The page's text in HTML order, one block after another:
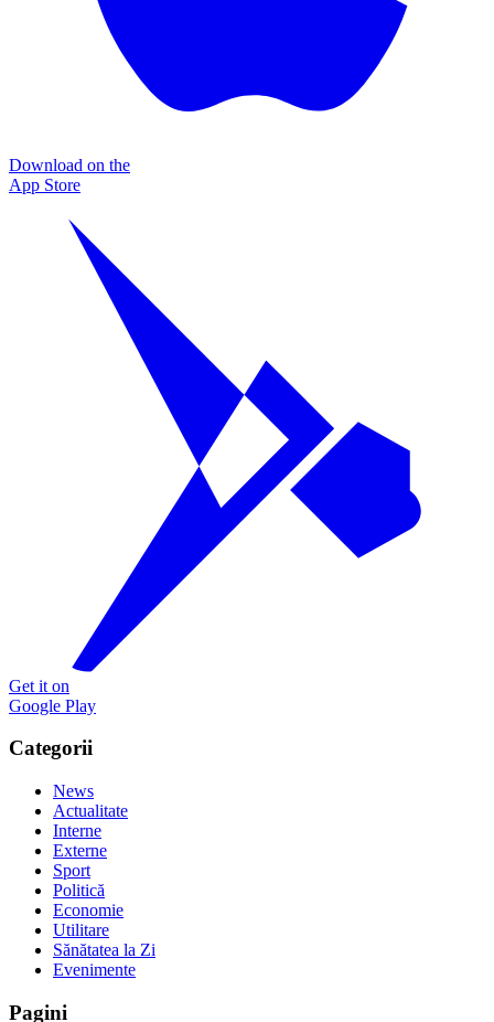
Download on the
App Store
Get it on
Google Play
Categorii
News
Actualitate
Interne
Externe
Sport
Politică
Economie
Utilitare
Sănătatea la Zi
Evenimente
Pagini